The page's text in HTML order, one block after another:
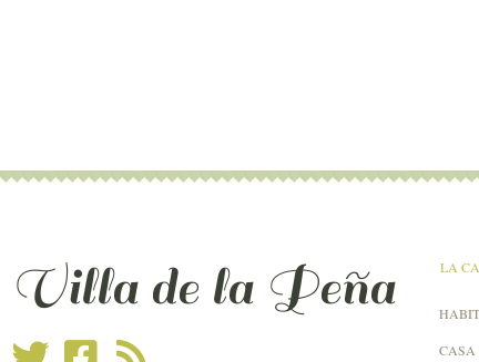
Villa de la Peña LA
CASA